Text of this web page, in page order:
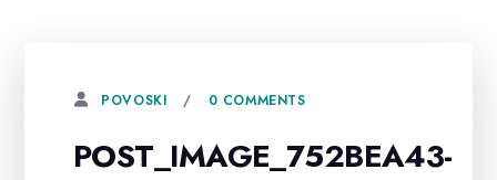
POVOSKI 0 COMMENTS
POST_IMAGE_752BEA43-